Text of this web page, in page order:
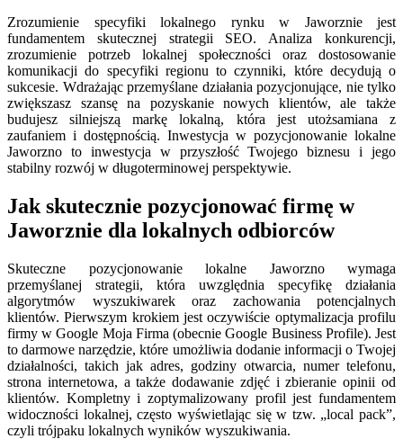
Zrozumienie specyfiki lokalnego rynku w Jaworznie jest
fundamentem skutecznej strategii SEO. Analiza konkurencji,
zrozumienie potrzeb lokalnej społeczności oraz dostosowanie
komunikacji do specyfiki regionu to czynniki, które decydują o
sukcesie. Wdrażając przemyślane działania pozycjonujące, nie tylko
zwiększasz szansę na pozyskanie nowych klientów, ale także
budujesz silniejszą markę lokalną, która jest utożsamiana z
zaufaniem i dostępnością. Inwestycja w pozycjonowanie lokalne
Jaworzno to inwestycja w przyszłość Twojego biznesu i jego
stabilny rozwój w długoterminowej perspektywie.
Jak skutecznie pozycjonować firmę w
Jaworznie dla lokalnych odbiorców
Skuteczne pozycjonowanie lokalne Jaworzno wymaga
przemyślanej strategii, która uwzględnia specyfikę działania
algorytmów wyszukiwarek oraz zachowania potencjalnych
klientów. Pierwszym krokiem jest oczywiście optymalizacja profilu
firmy w Google Moja Firma (obecnie Google Business Profile). Jest
to darmowe narzędzie, które umożliwia dodanie informacji o Twojej
działalności, takich jak adres, godziny otwarcia, numer telefonu,
strona internetowa, a także dodawanie zdjęć i zbieranie opinii od
klientów. Kompletny i zoptymalizowany profil jest fundamentem
widoczności lokalnej, często wyświetlając się w tzw. „local pack”,
czyli trójpaku lokalnych wyników wyszukiwania.